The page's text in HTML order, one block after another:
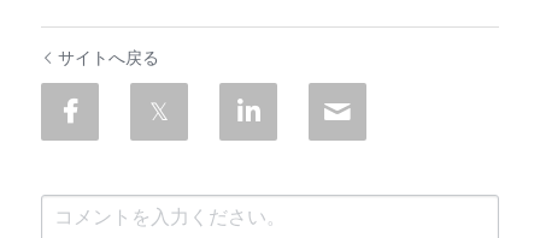
サイトへ戻る